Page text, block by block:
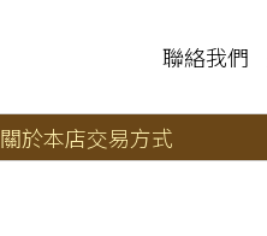
聯絡我們
關於本店交易方式